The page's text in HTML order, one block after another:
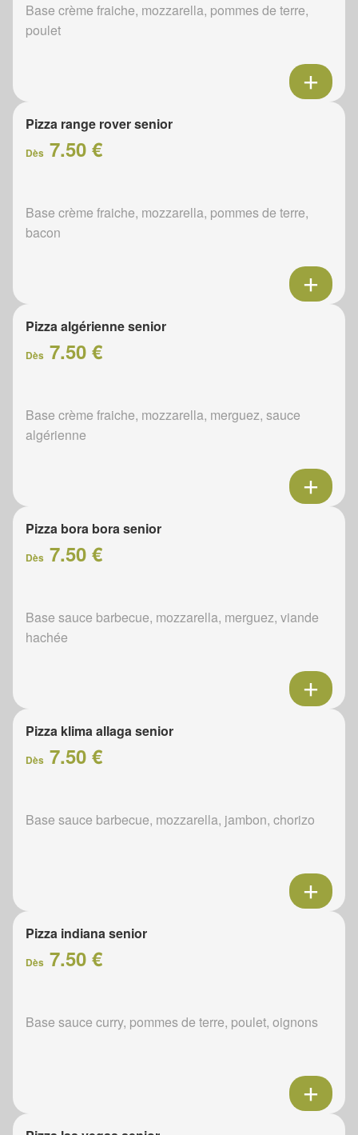
Base crème fraiche, mozzarella, pommes de terre,
poulet
Pizza range rover senior
Dès 7.50 €
Base crème fraiche, mozzarella, pommes de terre,
bacon
Pizza algérienne senior
Dès 7.50 €
Base crème fraiche, mozzarella, merguez, sauce
algérienne
Pizza bora bora senior
Dès 7.50 €
Base sauce barbecue, mozzarella, merguez, viande
hachée
Pizza klima allaga senior
Dès 7.50 €
Base sauce barbecue, mozzarella, jambon, chorizo
Pizza indiana senior
Dès 7.50 €
Base sauce curry, pommes de terre, poulet, oignons